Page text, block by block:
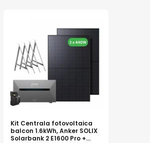
Kit Centrala fotovoltaica
balcon 1.6kWh, Anker SOLIX
Solarbank 2 E1600 Pro +